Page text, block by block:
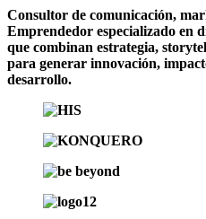
Consultor de comunicación,
Emprendedor especializado en
que combinan estrategia,
para generar innovación,
desarrollo.